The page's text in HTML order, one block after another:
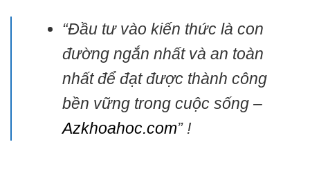
“Đầu tư vào kiến thức là con
đường ngắn nhất và an toàn
nhất để đạt được thành công
bền vững trong cuộc sống –
Azkhoahoc.com” !